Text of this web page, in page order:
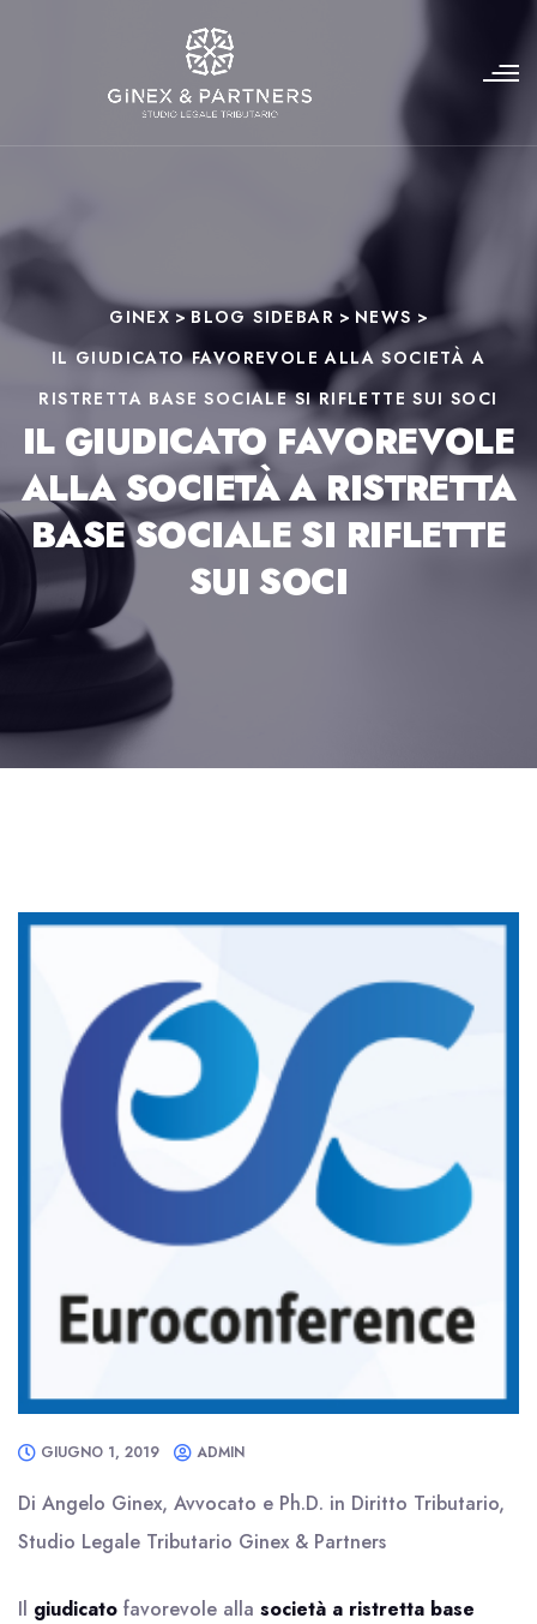
GINEX>BLOG SIDEBAR > NEWS >
IL GIUDICATO FAVOREVOLE ALLA SOCIETÀ A
RISTRETTA BASE SOCIALE SI RIFLETTE SUI SOCI
IL GIUDICATO FAVOREVOLE
ALLA SOCIETÀ A RISTRETTA
BASE SOCIALE SI RIFLETTE
SUI SOCI
GIUGNO 1, 2019 ADMIN
Di Angelo Ginex, Avvocato e Ph.D. in Diritto Tributario,
Studio Legale Tributario Ginex & Partners
Il giudicato favorevole alla società a ristretta base